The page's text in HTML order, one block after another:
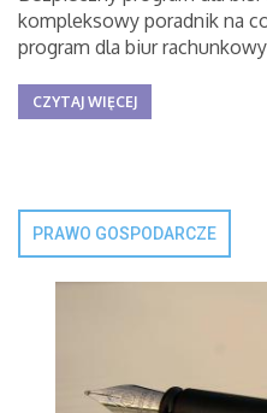
kompleksowy poradnik na
program dla biur
CZYTAJ WIĘCEJ
PRAWO GOSPODARCZE